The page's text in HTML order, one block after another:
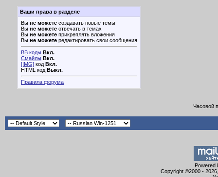
Ваши права в разделе
Вы не можете создавать новые темы
Вы не можете отвечать в темах
Вы не можете прикреплять вложения
Вы не можете редактировать свои сообщения
BB коды Вкл.
Смайлы Вкл.
[IMG] код Вкл.
HTML код Выкл.
Правила форума
Часовой
Powered
Copyright ©2000 -